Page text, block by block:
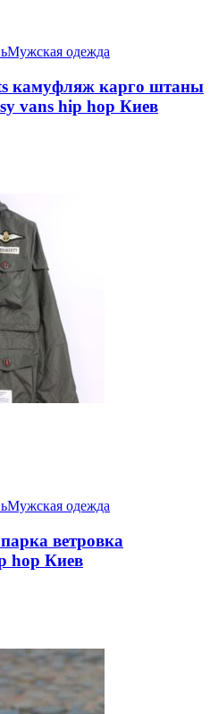
Мужская одежда
камуфляж карго штаны
vans hip hop Киев
Мужская одежда
ветровка
hop Киев